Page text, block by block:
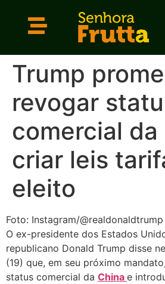
Trump
revogar
comercial da
criar leis
eleito
Foto: Instagram/@realdonaldtrump
O ex-presidente dos Estados
republicano Donald Trump disse
(19) que, em seu próximo
status comercial da China e